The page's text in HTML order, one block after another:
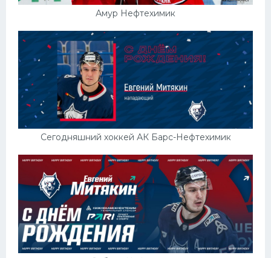
Амур Нефтехимик
Сегодняшний хоккей АК Барс-Нефтехимик